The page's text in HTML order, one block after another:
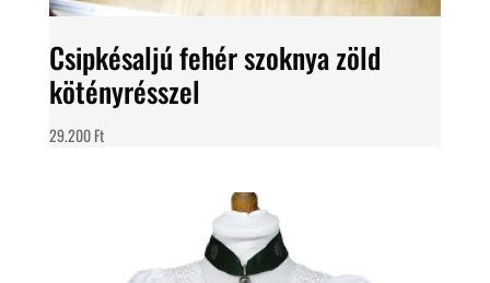
Csipkésaljú fehér szoknya zöld
kötényrésszel
29.200Ft